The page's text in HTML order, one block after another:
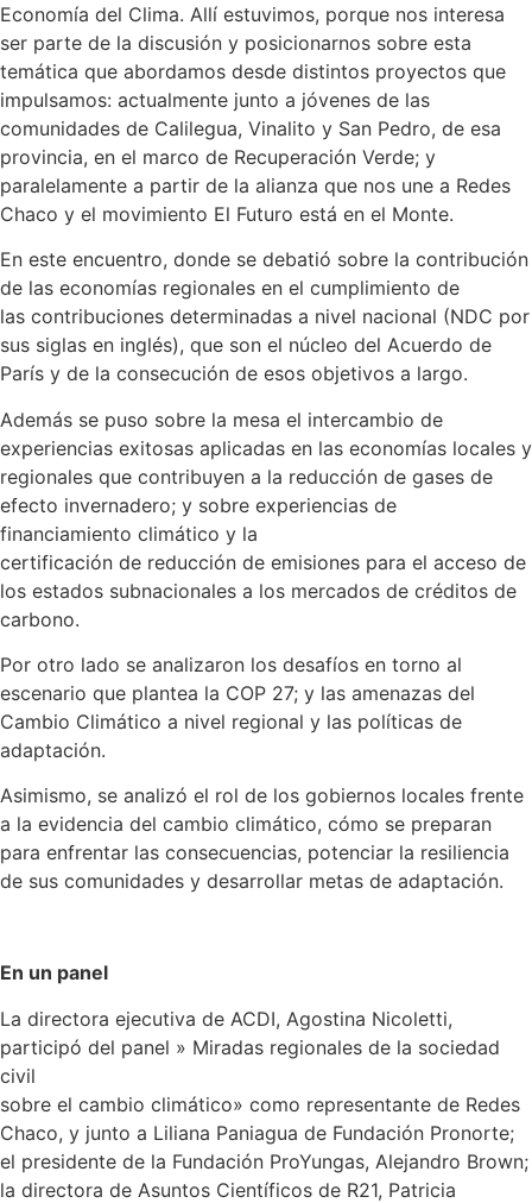
Economía del Clima. Allí estuvimos, porque nos interesa
ser parte de la discusión y posicionarnos sobre esta
temática que abordamos desde distintos proyectos que
impulsamos: actualmente junto a jóvenes de las
comunidades de Calilegua, Vinalito y San Pedro, de esa
provincia, en el marco de Recuperación Verde; y
paralelamente a partir de la alianza que nos une a Redes
Chaco y el movimiento El Futuro está en el Monte.
En este encuentro, donde se debatió sobre la contribución
de las economías regionales en el cumplimiento de
las contribuciones determinadas a nivel nacional (NDC por
sus siglas en inglés), que son el núcleo del Acuerdo de
París y de la consecución de esos objetivos a largo.
Además se puso sobre la mesa el intercambio de
experiencias exitosas aplicadas en las economías locales y
regionales que contribuyen a la reducción de gases de
efecto invernadero; y sobre experiencias de
financiamiento climático y la
certificación de reducción de emisiones para el acceso de
los estados subnacionales a los mercados de créditos de
carbono.
Por otro lado se analizaron los desafíos en torno al
escenario que plantea la COP 27; y las amenazas del
Cambio Climático a nivel regional y las políticas de
adaptación.
Asimismo, se analizó el rol de los gobiernos locales frente
a la evidencia del cambio climático, cómo se preparan
para enfrentar las consecuencias, potenciar la resiliencia
de sus comunidades y desarrollar metas de adaptación.
En un panel
La directora ejecutiva de ACDI, Agostina Nicoletti,
participó del panel » Miradas regionales de la sociedad
civil
sobre el cambio climático» como representante de Redes
Chaco, y junto a Liliana Paniagua de Fundación Pronorte;
el presidente de la Fundación ProYungas, Alejandro Brown;
la directora de Asuntos Científicos de R21, Patricia